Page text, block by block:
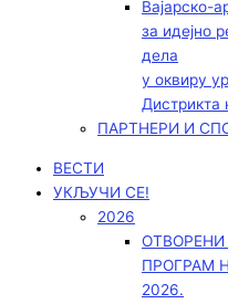
Вајарско-
за идејно
дела
у оквиру
Дистрикта
ПАРТНЕРИ И
ВЕСТИ
УКЉУЧИ СЕ!
2026
ПРОГРАМ
2026.